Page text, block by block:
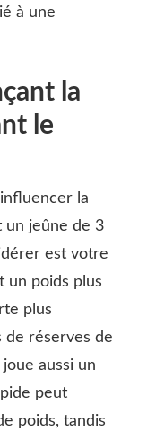
à une
la
le
la
un jeûne de 3
est votre
un poids plus
plus
de réserves de
aussi un
peut
poids, tandis